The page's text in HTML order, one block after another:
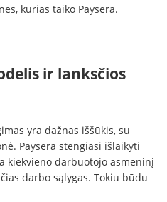
kurias taiko Paysera.
ir lanksčios
yra dažnas iššūkis, su
Paysera stengiasi išlaikyti
kiekvieno darbuotojo asmeninį
darbo sąlygas. Tokiu būdu